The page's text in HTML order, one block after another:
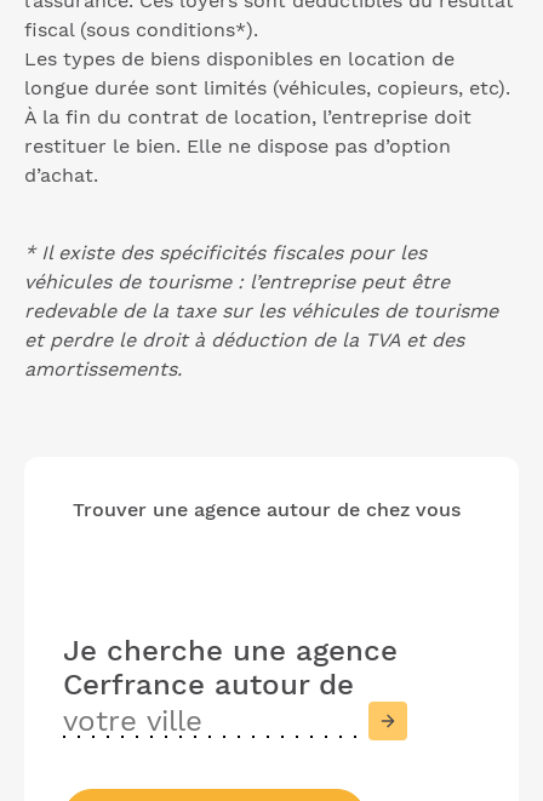
fiscal (sous conditions*).
Les types de biens disponibles en location de
longue durée sont limités (véhicules, copieurs, etc).
À la fin du contrat de location, l’entreprise doit
restituer le bien. Elle ne dispose pas d’option
d’achat.
* Il existe des spécificités fiscales pour les
véhicules de tourisme : l’entreprise peut être
redevable de la taxe sur les véhicules de tourisme
et perdre le droit à déduction de la TVA et des
amortissements.
Trouver une agence autour de chez vous
Je cherche une agence
Cerfrance autour de